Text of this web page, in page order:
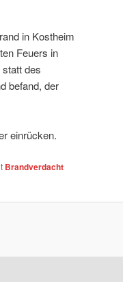
in Kostheim
Feuers in
des
befand, der
einrücken.
Brandverdacht